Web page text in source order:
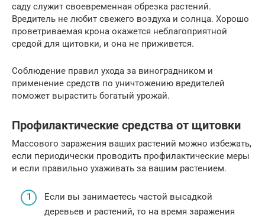
саду служит своевременная обрезка растений.
Вредитель не любит свежего воздуха и солнца. Хорошо
проветриваемая крона окажется неблагоприятной
средой для щитовки, и она не приживется.
Соблюдение правил ухода за виноградником и
применение средств по уничтожению вредителей
поможет вырастить богатый урожай.
Профилактические средства от щитовки
Массового заражения ваших растений можно избежать,
если периодически проводить профилактические меры
и если правильно ухаживать за вашим растением.
Если вы занимаетесь частой высадкой
деревьев и растений, то на время заражения